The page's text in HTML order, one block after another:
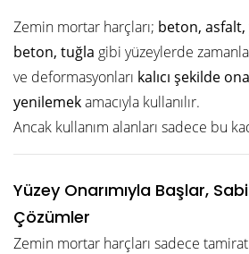
Zemin mortar harçları; beton,
beton, tuğla gibi yüzeylerde
ve deformasyonları kalıcı şekilde
yenilemekamacıyla kullanılır.
Ancak kullanım alanları sadece bu
Yüzey Onarımıyla Başlar,
Çözümler
Zemin mortar harçları sadece